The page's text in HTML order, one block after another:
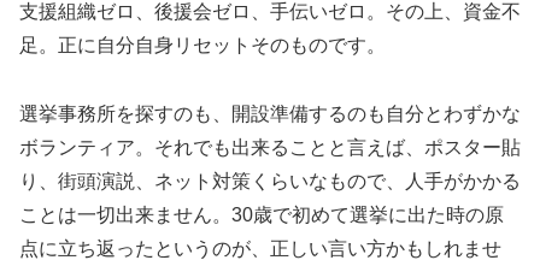
支援組織ゼロ、後援会ゼロ、手伝いゼロ。その上、資金不
足。正に自分自身リセットそのものです。
選挙事務所を探すのも、開設準備するのも自分とわずかな
ボランティア。それでも出来ることと言えば、ポスター貼
り、街頭演説、ネット対策くらいなもので、人手がかかる
ことは一切出来ません。30歳で初めて選挙に出た時の原
点に立ち返ったというのが、正しい言い方かもしれませ